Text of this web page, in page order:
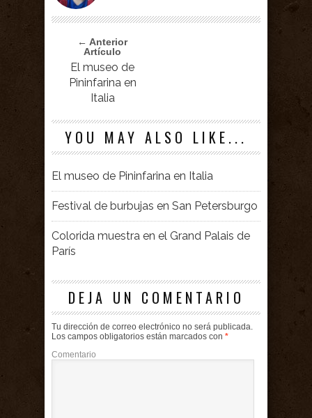
← Anterior
Artículo
El museo de
Pininfarina en
Italia
YOU MAY ALSO LIKE...
El museo de Pininfarina en Italia
Festival de burbujas en San Petersburgo
Colorida muestra en el Grand Palais de
París
DEJA UN COMENTARIO
Tu dirección de correo electrónico no será publicada.
Los campos obligatorios están marcados con *
Comentario